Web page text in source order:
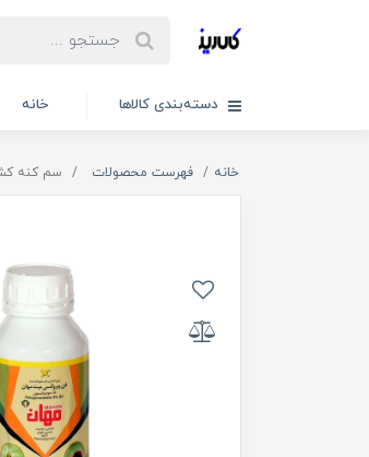
دسته‌بندی کالاها خانه
خانه فهرست محصولات سم کنه